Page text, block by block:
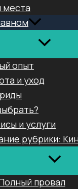
места
опыт
и уход
и услуги
рубрики:
провал